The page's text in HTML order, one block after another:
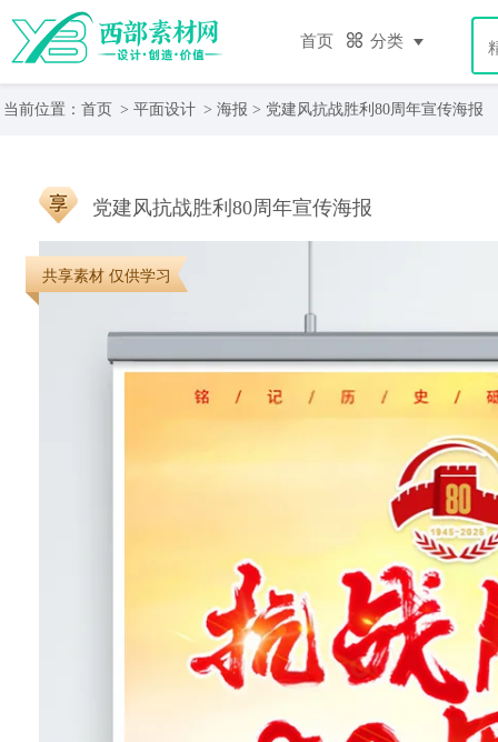
首页 分类
当前位置： 首页 > 平面设计 > 海报 > 党建风抗战胜利80周年宣传海报
党建风抗战胜利80周年宣传海报
共享素材 仅供学习